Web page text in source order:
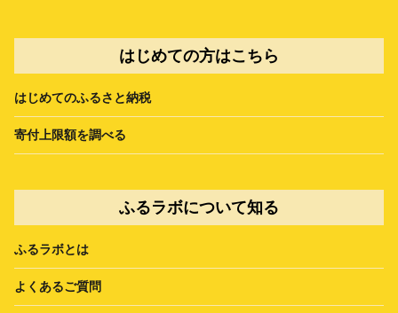
はじめての方はこちら
はじめてのふるさと納税
寄付上限額を調べる
ふるラボについて知る
ふるラボとは
よくあるご質問